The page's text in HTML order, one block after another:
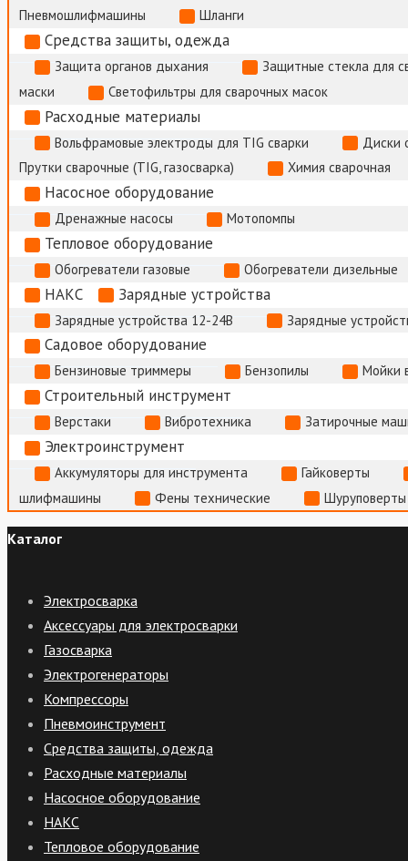
Пневмошлифмашины
Шланги
Средства защиты, одежда
Защита органов дыхания
Защитные стекла для
маски
Светофильтры для сварочных масок
Расходные материалы
Вольфрамовые электроды для TIG сварки
Диски
Прутки сварочные (TIG, газосварка)
Химия сварочная
Насосное оборудование
Дренажные насосы Мотопомпы
Тепловое оборудование
Обогреватели газовые Обогреватели дизельные
НАКС Зарядные устройства
Зарядные устройства 12-24В Зарядные
Садовое оборудование
Бензиновые триммеры Бензопилы Мойки
Строительный инструмент
Верстаки Вибротехника Затирочные
Электроинструмент
Аккумуляторы для инструмента
Гайковерты
шлифмашины
Фены технические
Каталог
Электросварка
Аксессуары для электросварки
Газосварка
Электрогенераторы
Компрессоры
Пневмоинструмент
Средства защиты, одежда
Расходные материалы
Насосное оборудование
НАКС
Тепловое оборудование